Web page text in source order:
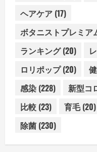
ヘアケア (17)
ボタニストプレミア
ランキング(20)
ロリポップ(20)
感染 (228) 新型コ
比較 (23) 育毛(20)
除菌 (230)